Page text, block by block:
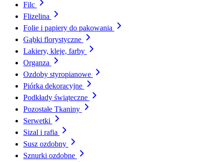
Filc
Flizelina
Folie i papiery do pakowania
Gąbki florystyczne
Lakiery, kleje, farby
Organza
Ozdoby styropianowe
Piórka dekoracyjne
Podkłady świąteczne
Pozostałe Tkaniny
Serwetki
Sizal i rafia
Susz ozdobny
Sznurki ozdobne